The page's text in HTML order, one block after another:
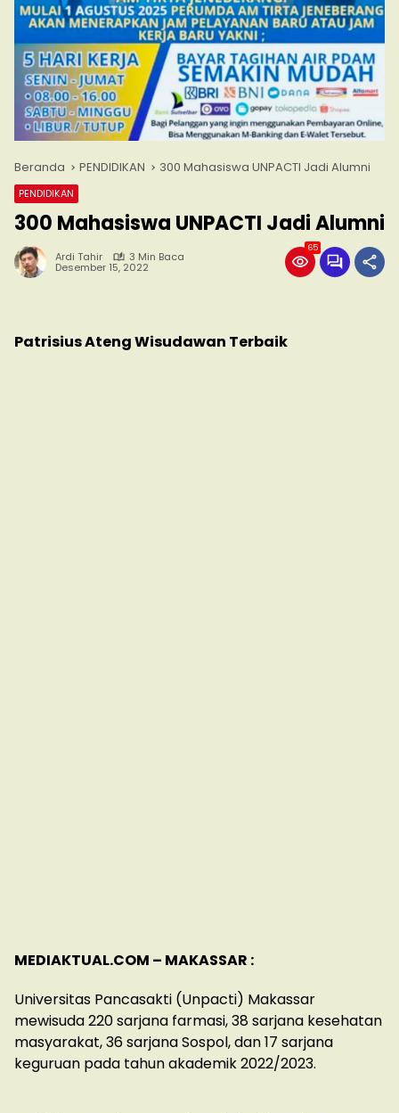
Beranda PENDIDIKAN 300 Mahasiswa UNPACTI Jadi Alumni
PENDIDIKAN
300 Mahasiswa UNPACTI Jadi Alumni
Ardi Tahir 3 Min Baca
Desember 15, 2022
65
Patrisius Ateng Wisudawan Terbaik
MEDIAKTUAL.COM – MAKASSAR :
Universitas Pancasakti (Unpacti) Makassar
mewisuda 220 sarjana farmasi, 38 sarjana kesehatan
masyarakat, 36 sarjana Sospol, dan 17 sarjana
keguruan pada tahun akademik 2022/2023.